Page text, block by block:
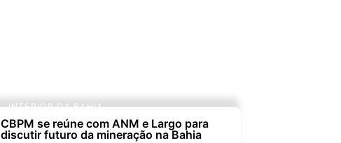
INTERIOR DA BAHIA
CBPM se reúne com ANM e Largo para
discutir futuro da mineração na Bahia